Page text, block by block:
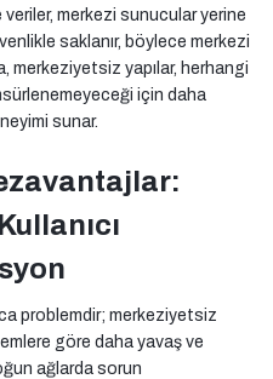
merkezi sunucular yerine
saklanır, böylece merkezi
merkeziyetsiz yapılar, herhangi
için daha
sunar.
problemdir; merkeziyetsiz
göre daha yavaş ve
ağlarda sorun